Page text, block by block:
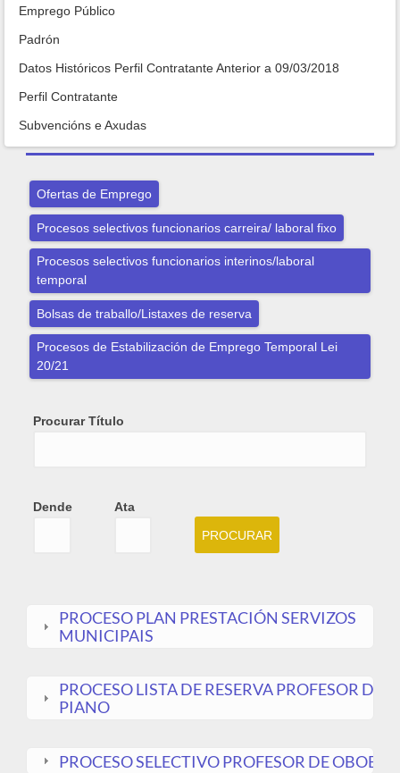
Emprego Público
Padrón
Datos Históricos Perfil Contratante Anterior a 09/03/2018
Perfil Contratante
Subvencións e Axudas
Ofertas de Emprego
Procesos selectivos funcionarios carreira/ laboral fixo
Procesos selectivos funcionarios interinos/laboral
temporal
Bolsas de traballo/Listaxes de reserva
Procesos de Estabilización de Emprego Temporal Lei
20/21
Procurar Título
Dende
Ata
PROCESO PLAN PRESTACIÓN SERVIZOS
MUNICIPAIS
PROCESO LISTA DE RESERVA PROFESOR DE
PIANO
PROCESO SELECTIVO PROFESOR DE OBOE